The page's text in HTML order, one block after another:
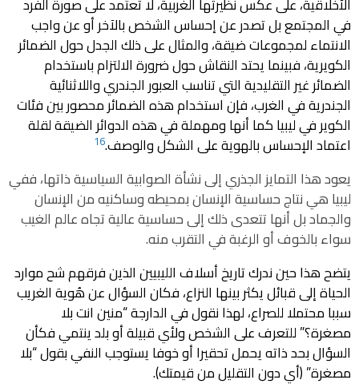
في المجتمع بل تصدر عن إحساس الشخص بالآخر أو عن واجب
الانتماء لمجموعات ضيقة، والمثال على ذلك الجدل حول الضمائر
الكويرية، فبينما يحتد النقاش حول ضرورة الالتزام باستخدام
الضمائر غير التقليدية التي تناسب العبور الجندري واللاثنائية
الجندرية في الغرب، فإن استخدام هذه الضمائر محصور بين فئات
الكوير في ليبيا كما أنها ومهملة في هذه الدوائر الضيقة لقلة
اعتماد الإحساس بالهوية على الشكل والوصف.16
يعود هذا التمايز الجذري إلى نشأة الصوابية السياسية ذاتها، ففي
ليبيا هي نتاج حساسية الإنسان بمحيطه وساكنيه من الإنسان
والجماد بل أنها تتعدى ذلك إلى حساسية عالية تجاه عالم الغيب
سواء بالخوف أو الرغبة في التقرب منه.
يتضح هذا حين ندرك تاريخ أسلاف الليبيين الذين فرقهم شح موارد
الحياة إلى قبائل يكثر بينها النزاع، فكان السؤال عن هُوية الغريب
سببا محتملا للصراع، لهذا نقول في الدارجة “منين انت بلا
مصغرة؟” للتعرف على الشخص ولأي قبيلة أو بلد ينتمي فكأن
السؤال بحد ذاته يحمل تحقيرا أو خوفا يستوجب النفي بقول “بلا
مصغرة” (أي دون التقليل من قيمتك).